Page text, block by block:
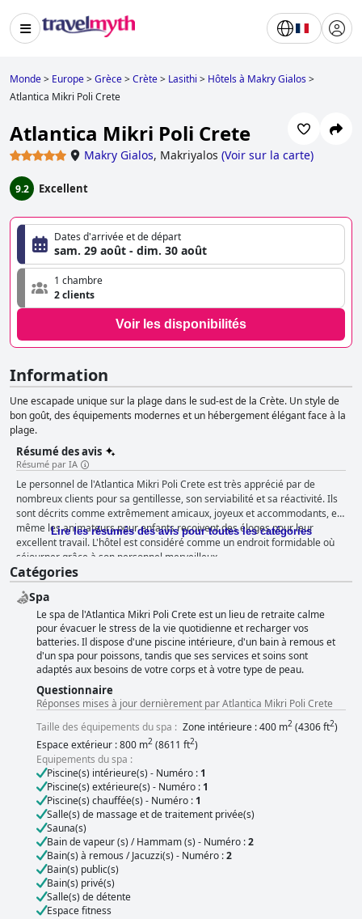
Monde> Europe>Grèce>Crète> Lasithi > Hôtels à Makry Gialos>
Atlantica Mikri Poli Crete
Atlantica Mikri Poli Crete
Makry Gialos, Makriyalos (Voir sur la carte)
9.2 Excellent
Dates d'arrivée et de départ
sam. 29 août - dim. 30 août
1 chambre
2 clients
Voir les disponibilités
Information
Une escapade unique sur la plage dans le sud-est de la Crète. Un style de
bon goût, des équipements modernes et un hébergement élégant face à la
plage.
Résumé des avis
Résumé par IA
Le personnel de l'Atlantica Mikri Poli Crete est très apprécié par de
nombreux clients pour sa gentillesse, son serviabilité et sa réactivité. Ils
sont décrits comme extrêmement amicaux, joyeux et accommodants, et
même les animateurs pour enfants reçoivent des éloges pour leur
excellent travail. L'hôtel est considéré comme un endroit formidable où
séjourner grâce à son personnel merveilleux.
Lire les résumés des avis pour toutes les catégories
Catégories
Spa
Le spa de l'Atlantica Mikri Poli Crete est un lieu de retraite calme
pour évacuer le stress de la vie quotidienne et recharger vos
batteries. Il dispose d'une piscine intérieure, d'un bain à remous et
d'un spa pour poissons, tandis que ses services et soins sont
adaptés aux besoins de votre corps et à votre type de peau.
Questionnaire
Réponses mises à jour dernièrement par Atlantica Mikri Poli Crete
Taille des équipements du spa : Zone intérieure : 400 m2 (4306 ft2)
Espace extérieur : 800 m2 (8611 ft2)
Equipements du spa :
Piscine(s) intérieure(s) - Numéro : 1
Piscine(s) extérieure(s) - Numéro : 1
Piscine(s) chauffée(s) - Numéro : 1
Salle(s) de massage et de traitement privée(s)
Sauna(s)
Bain de vapeur (s) / Hammam (s) - Numéro :2
Bain(s) à remous / Jacuzzi(s) - Numéro :2
Bain(s) public(s)
Bain(s) privé(s)
Salle(s) de détente
Espace fitness